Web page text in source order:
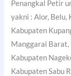
Penangkal Petir
yakni : Alor, Belu,
Kabupaten
Manggarai Barat,
Kabupaten
Kabupaten Sabu